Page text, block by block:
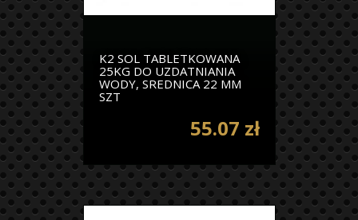
K2 SOL TABLETKOWANA
25KG DO UZDATNIANIA
WODY, SREDNICA 22 MM
SZT
55.07 zł